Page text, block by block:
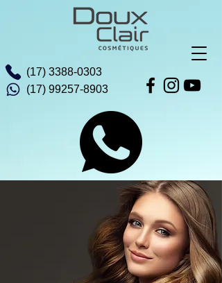
(17) 3388-0303
(17) 99257-8903